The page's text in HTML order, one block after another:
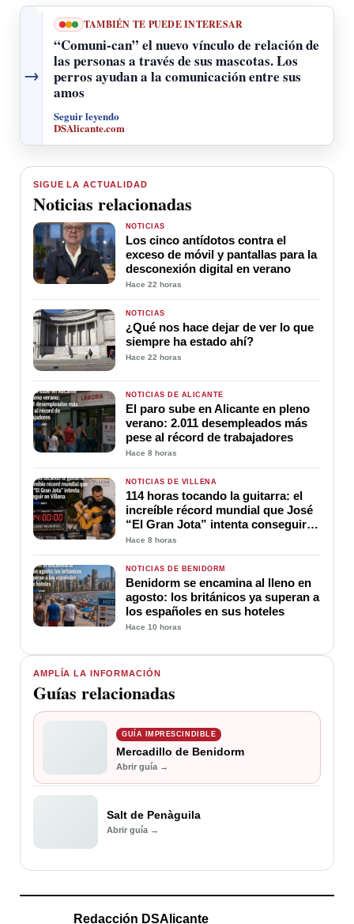
→
TAMBIÉN TE PUEDE INTERESAR
“Comuni-can” el nuevo vínculo de relación de
las personas a través de sus mascotas. Los
perros ayudan a la comunicación entre sus
amos
Seguir leyendo
DSAlicante.com
AMPLÍA LA INFORMACIÓN
Guías relacionadas
GUÍA IMPRESCINDIBLE
Mercadillo de Benidorm
Abrir guía →
Salt de Penàguila
Abrir guía →
SIGUE LA ACTUALIDAD
Noticias relacionadas
NOTICIAS
Los cinco antídotos contra el
exceso de móvil y pantallas para la
desconexión digital en verano
Hace 22 horas
NOTICIAS
¿Qué nos hace dejar de ver lo que
siempre ha estado ahí?
Hace 22 horas
NOTICIAS DE ALICANTE
El paro sube en Alicante en pleno
verano: 2.011 desempleados más
pese al récord de trabajadores
Hace 8 horas
NOTICIAS DE VILLENA
114 horas tocando la guitarra: el
increíble récord mundial que José
“El Gran Jota” intenta conseguir
en Villena
Hace 8 horas
NOTICIAS DE BENIDORM
Benidorm se encamina al lleno en
agosto: los británicos ya superan a
los españoles en sus hoteles
Hace 10 horas
Redacción DSAlicante